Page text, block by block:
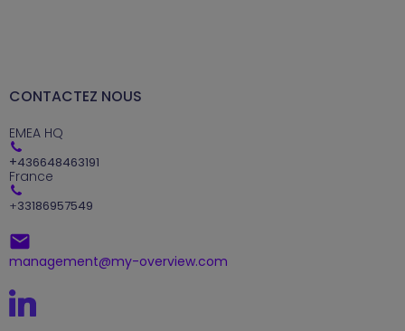
CONTACTEZ NOUS
EMEA HQ
+436648463191
France
+33186957549
management@my-overview.com